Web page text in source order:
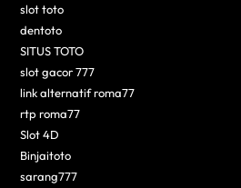
slot toto
dentoto
SITUS TOTO
slot gacor 777
link alternatif roma77
rtp roma77
Slot 4D
Binjaitoto
sarang777